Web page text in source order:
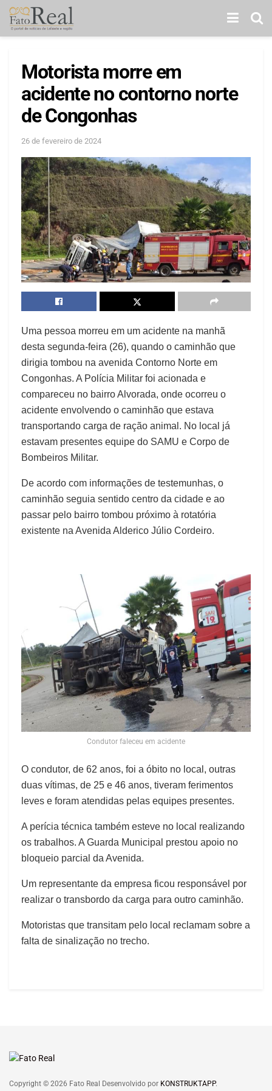
Motorista morre em
acidente no contorno norte
de Congonhas
26 de fevereiro de 2024
Uma pessoa morreu em um acidente na manhã
desta segunda-feira (26), quando o caminhão que
dirigia tombou na avenida Contorno Norte em
Congonhas. A Polícia Militar foi acionada e
compareceu no bairro Alvorada, onde ocorreu o
acidente envolvendo o caminhão que estava
transportando carga de ração animal. No local já
estavam presentes equipe do SAMU e Corpo de
Bombeiros Militar.
De acordo com informações de testemunhas, o
caminhão seguia sentido centro da cidade e ao
passar pelo bairro tombou próximo à rotatória
existente na Avenida Alderico Júlio Cordeiro.
Condutor faleceu em acidente
O condutor, de 62 anos, foi a óbito no local, outras
duas vítimas, de 25 e 46 anos, tiveram ferimentos
leves e foram atendidas pelas equipes presentes.
A perícia técnica também esteve no local realizando
os trabalhos. A Guarda Municipal prestou apoio no
bloqueio parcial da Avenida.
Um representante da empresa ficou responsável por
realizar o transbordo da carga para outro caminhão.
Motoristas que transitam pelo local reclamam sobre a
falta de sinalização no trecho.
Copyright © 2026 Fato Real Desenvolvido por KONSTRUKTAPP.